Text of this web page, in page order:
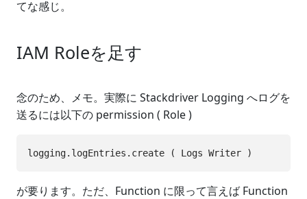
てな感じ。
IAM Roleを足す
念のため、メモ。実際に Stackdriver Logging へログを
送るには以下の permission ( Role )
が要ります。ただ、Function に限って言えば Function